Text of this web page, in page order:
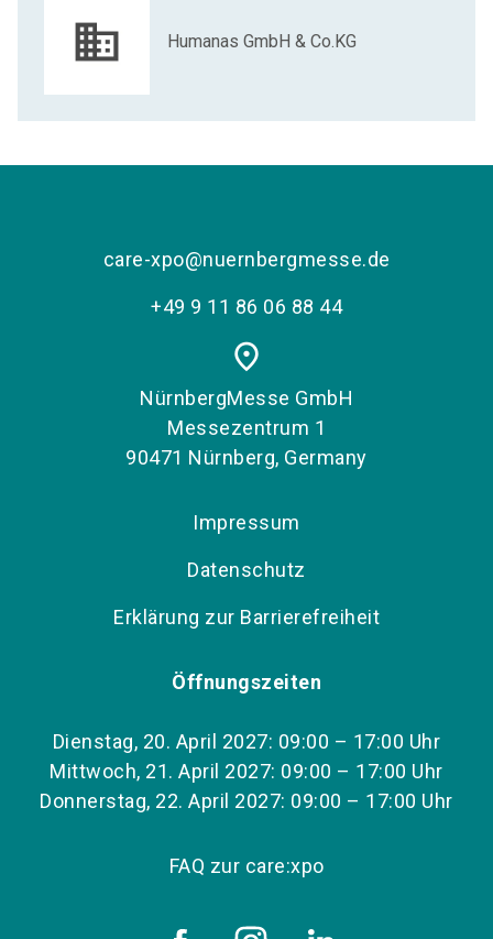
Humanas GmbH & Co.KG
care-xpo@nuernbergmesse.de
+49 9 11 86 06 88 44
place
NürnbergMesse GmbH
Messezentrum 1
90471 Nürnberg, Germany
Impressum
Datenschutz
Erklärung zur Barrierefreiheit
Öffnungszeiten
Dienstag, 20. April 2027: 09:00 – 17:00 Uhr
Mittwoch, 21. April 2027: 09:00 – 17:00 Uhr
Donnerstag, 22. April 2027: 09:00 – 17:00 Uhr
FAQ zur care:xpo